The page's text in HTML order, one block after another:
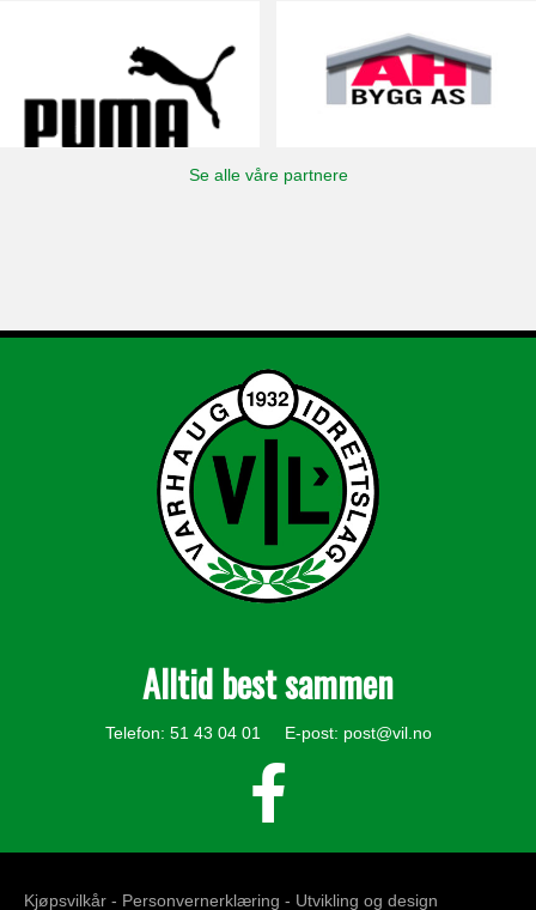
Se alle våre partnere
Alltid best sammen
Telefon: 51 43 04 01 E-post: post@vil.no
Kjøpsvilkår - Personvernerklæring - Utvikling og design